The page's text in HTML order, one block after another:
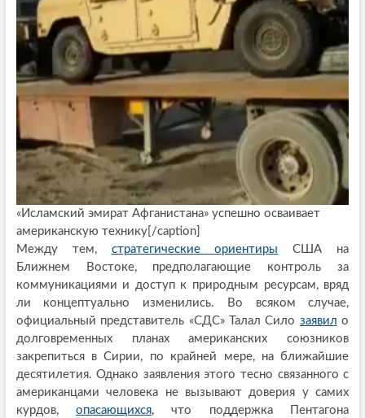
«Исламский эмират Афганистана» успешно осваивает
американскую технику[/caption]
Между тем, стратегические ориентиры США на
Ближнем Востоке, предполагающие контроль за
коммуникациями и доступ к природным ресурсам, вряд
ли концептуально изменились. Во всяком случае,
официальный представитель «СДС» Талал Сило заявил о
долговременных планах американских союзников
закрепиться в Сирии, по крайней мере, на ближайшие
десятилетия. Однако заявления этого тесно связанного с
американцами человека не вызывают доверия у самих
курдов,опасающихся, что поддержка Пентагона